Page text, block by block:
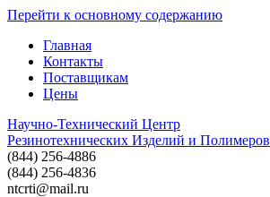
Перейти к основному содержанию
Главная
Контакты
Поставщикам
Цены
Научно-Технический Центр
Резинотехнических Изделий и Полимеров
(844) 256-4886
(844) 256-4836
ntcrti@mail.ru